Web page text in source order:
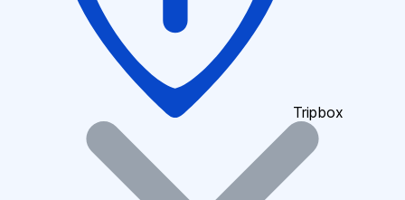
Tripbox